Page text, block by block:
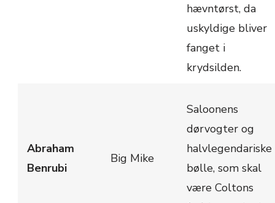
hævntørst, da
uskyldige bliver
fanget i
krydsilden.
Abraham
Benrubi
Big Mike
Saloonens
dørvogter og
halvlegendariske
bølle, som skal
være Coltons